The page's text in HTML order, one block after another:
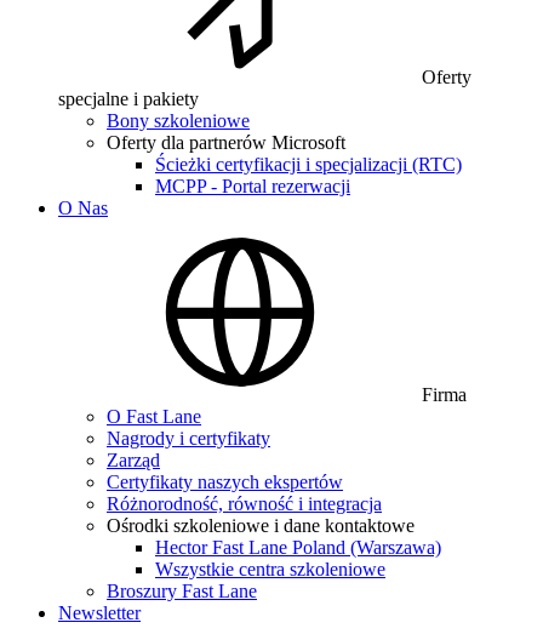
Oferty
specjalne i pakiety
Bony szkoleniowe
Oferty dla partnerów Microsoft
Ścieżki certyfikacji i specjalizacji (RTC)
MCPP - Portal rezerwacji
O Nas
Firma
O Fast Lane
Nagrody i certyfikaty
Zarząd
Certyfikaty naszych ekspertów
Różnorodność, równość i integracja
Ośrodki szkoleniowe i dane kontaktowe
Hector Fast Lane Poland (Warszawa)
Wszystkie centra szkoleniowe
Broszury Fast Lane
Newsletter